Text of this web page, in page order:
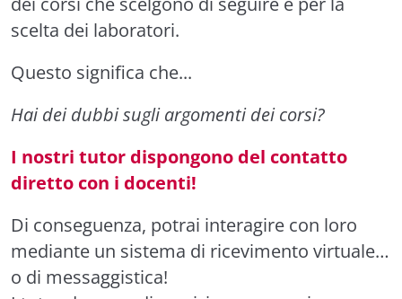
scelta dei laboratori.
Questo significa che...
Hai dei dubbi sugli argomenti dei corsi?
I nostri tutor dispongono del contatto
diretto con i docenti!
Di conseguenza, potrai interagire con loro
mediante un sistema di ricevimento virtuale…
o di messaggistica!